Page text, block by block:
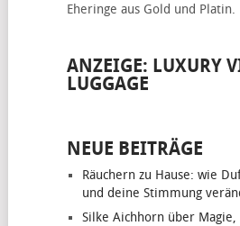
Eheringe aus Gold und Platin.
ANZEIGE: LUXURY
LUGGAGE
NEUE BEITRÄGE
Räuchern zu Hause: wie
und deine Stimmung
Silke Aichhorn über Magie,